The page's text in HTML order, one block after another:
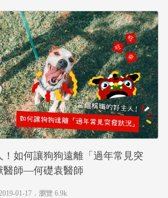
如何讓狗狗遠離「過年常見突
醫師—何礎袁醫師
01-17． 瀏覽 6.9k